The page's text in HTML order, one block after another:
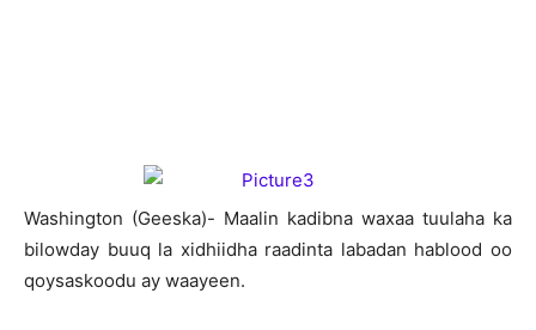
Washington (Geeska)- Maalin kadibna waxaa tuulaha ka
bilowday buuq la xidhiidha raadinta labadan hablood oo
qoysaskoodu ay waayeen.